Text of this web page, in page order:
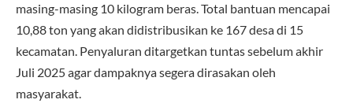
masing-masing 10 kilogram beras. Total bantuan mencapai
10,88 ton yang akan didistribusikan ke 167 desa di 15
kecamatan. Penyaluran ditargetkan tuntas sebelum akhir
Juli 2025 agar dampaknya segera dirasakan oleh
masyarakat.